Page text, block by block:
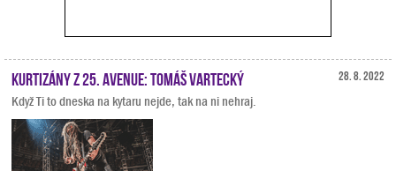
28. 8. 2022
Kurtizány z 25. Avenue: Tomáš Vartecký
Když Ti to dneska na kytaru nejde, tak na ni nehraj.